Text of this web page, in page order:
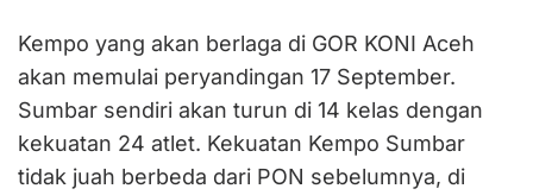
Kempo yang akan berlaga di GOR KONI Aceh
akan memulai peryandingan 17 September.
Sumbar sendiri akan turun di 14 kelas dengan
kekuatan 24 atlet. Kekuatan Kempo Sumbar
tidak juah berbeda dari PON sebelumnya, di